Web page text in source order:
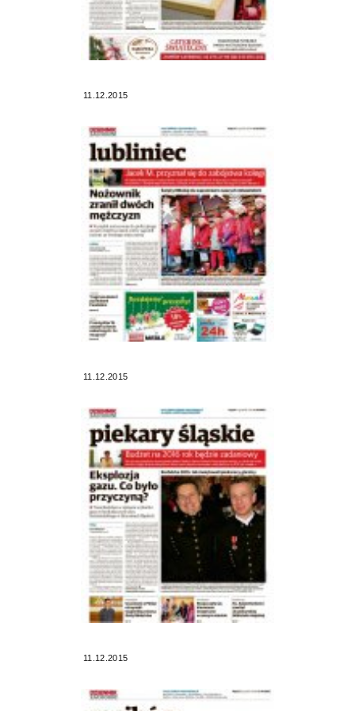
11.12.2015
11.12.2015
11.12.2015